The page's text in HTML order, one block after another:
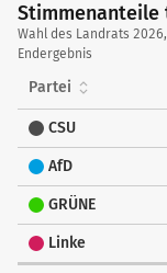
Stimmenanteile
tabellarisch
Wahl des Landrats
Endergebnis
Partei
CSU
AfD
GRÜNE
Linke